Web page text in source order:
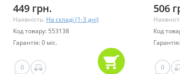
449 грн.
Наявність: На складі (1-3 дні)
Код товару: 553138
Гарантія: 0 міс.
0
506
Код
0